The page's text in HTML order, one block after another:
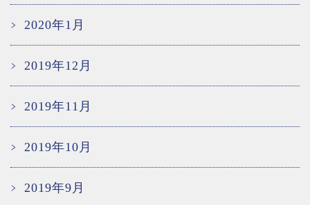
2020年1月
2019年12月
2019年11月
2019年10月
2019年9月